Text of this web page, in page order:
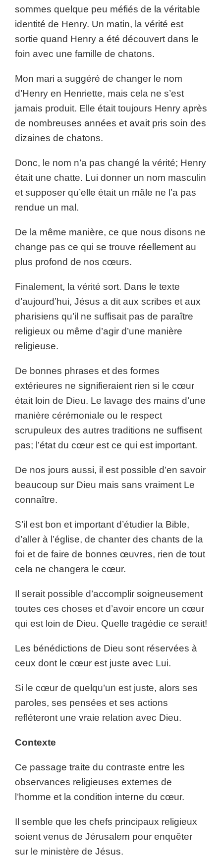
sommes quelque peu méfiés de la véritable
identité de Henry. Un matin, la vérité est
sortie quand Henry a été découvert dans le
foin avec une famille de chatons.
Mon mari a suggéré de changer le nom
d’Henry en Henriette, mais cela ne s’est
jamais produit. Elle était toujours Henry après
de nombreuses années et avait pris soin des
dizaines de chatons.
Donc, le nom n’a pas changé la vérité; Henry
était une chatte. Lui donner un nom masculin
et supposer qu’elle était un mâle ne l’a pas
rendue un mal.
De la même manière, ce que nous disons ne
change pas ce qui se trouve réellement au
plus profond de nos cœurs.
Finalement, la vérité sort. Dans le texte
d’aujourd’hui, Jésus a dit aux scribes et aux
pharisiens qu’il ne suffisait pas de paraître
religieux ou même d’agir d’une manière
religieuse.
De bonnes phrases et des formes
extérieures ne signifieraient rien si le cœur
était loin de Dieu. Le lavage des mains d’une
manière cérémoniale ou le respect
scrupuleux des autres traditions ne suffisent
pas; l’état du cœur est ce qui est important.
De nos jours aussi, il est possible d’en savoir
beaucoup sur Dieu mais sans vraiment Le
connaître.
S’il est bon et important d’étudier la Bible,
d’aller à l’église, de chanter des chants de la
foi et de faire de bonnes œuvres, rien de tout
cela ne changera le cœur.
Il serait possible d’accomplir soigneusement
toutes ces choses et d’avoir encore un cœur
qui est loin de Dieu. Quelle tragédie ce serait!
Les bénédictions de Dieu sont réservées à
ceux dont le cœur est juste avec Lui.
Si le cœur de quelqu’un est juste, alors ses
paroles, ses pensées et ses actions
refléteront une vraie relation avec Dieu.
Contexte
Ce passage traite du contraste entre les
observances religieuses externes de
l’homme et la condition interne du cœur.
Il semble que les chefs principaux religieux
soient venus de Jérusalem pour enquêter
sur le ministère de Jésus.